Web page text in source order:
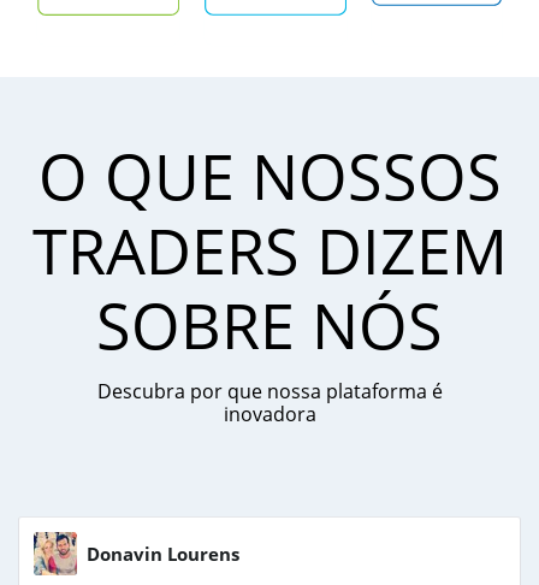
O QUE NOSSOS
TRADERS DIZEM
SOBRE NÓS
Descubra por que nossa plataforma é
inovadora
Donavin Lourens